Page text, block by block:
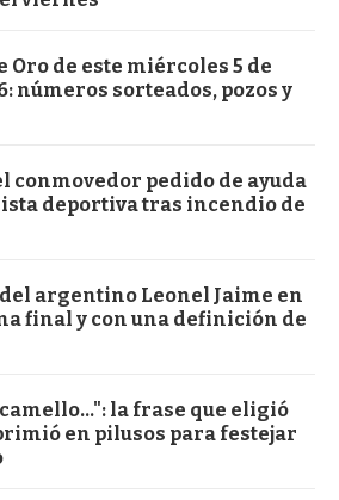
Oro de este miércoles 5 de
números sorteados, pozos y
conmovedor pedido de ayuda
deportiva tras incendio de
argentino Leonel Jaime en
final y con una definición de
la frase que eligió
en pilusos para festejar